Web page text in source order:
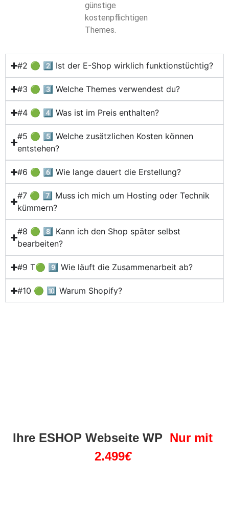
günstige
kostenpflichtigen
Themes.
#2 🟢 2️⃣ Ist der E-Shop wirklich funktionstüchtig?
#3 🟢 3️⃣ Welche Themes verwendest du?
#4 🟢 4️⃣ Was ist im Preis enthalten?
#5 🟢 5️⃣ Welche zusätzlichen Kosten können
entstehen?
#6 🟢 6️⃣ Wie lange dauert die Erstellung?
#7 🟢 7️⃣ Muss ich mich um Hosting oder Technik
kümmern?
#8 🟢 8️⃣ Kann ich den Shop später selbst
bearbeiten?
#9 T🟢 9️⃣ Wie läuft die Zusammenarbeit ab?
#10 🟢 🔟 Warum Shopify?
Ihre ESHOP Webseite WP Nur mit
2.499€